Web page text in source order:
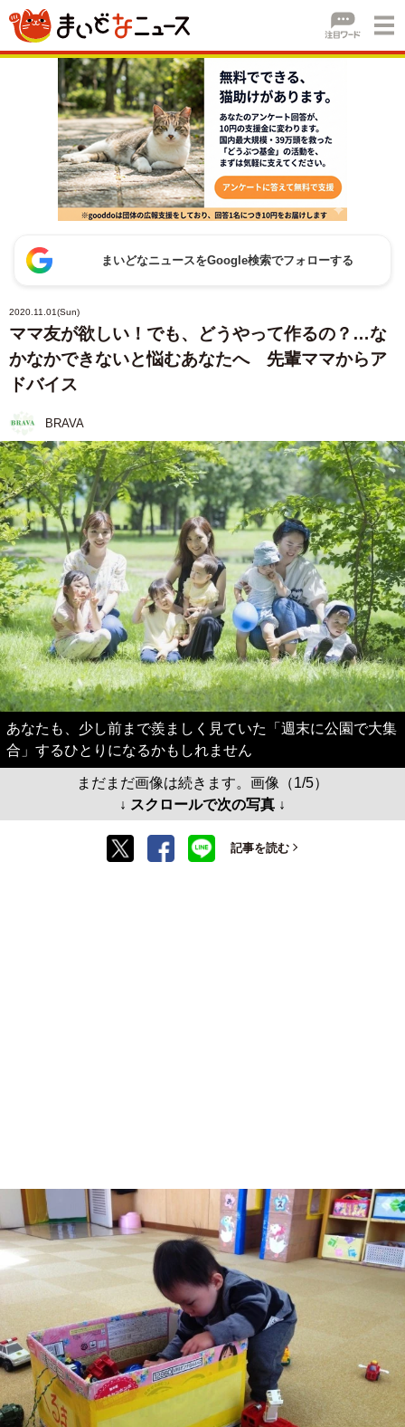
まいどなニュースをGoogle検索でフォローする
2020.11.01(Sun)
ママ友が欲しい！でも、どうやって作るの？…な
かなかできないと悩むあなたへ 先輩ママからア
ドバイス
BRAVA
あなたも、少し前まで羨ましく見ていた「週末に公園で大集
合」するひとりになるかもしれません
まだまだ画像は続きます。画像（1/5）
↓ スクロールで次の写真 ↓
記事を読む